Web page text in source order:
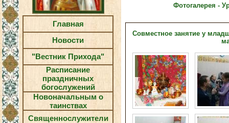
Главная
Новости
"Вестник Прихода"
Расписание
праздничных
богослужений
Новоначальным о
таинствах
Священнослужители
Фотогалерея -
Совместное занятие у